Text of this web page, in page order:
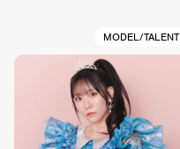
MODEL/TALENT